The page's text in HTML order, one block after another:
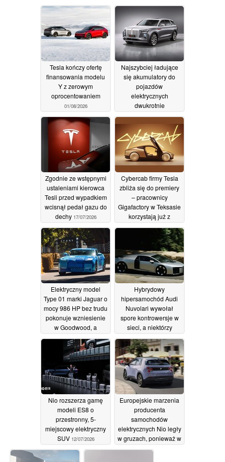
Tesla kończy ofertę
finansowania modelu
Y z zerowym
oprocentowaniem
01/08/2026
Najszybciej ładujące
się akumulatory do
pojazdów
elektrycznych
dwukrotnie
BYD Blade, osiągając
wydajność zbliżoną do
zatankowania
zbiornika paliwa
31/07/2026
Zgodnie ze wstępnymi
ustaleniami kierowca
Tesli przed wypadkiem
wcisnął pedał gazu do
dechy 17/07/2026
Cybercab firmy Tesla
zbliża się do premiery
– pracownicy
Gigafactory w Teksasie
korzystają już z
pojazdem, a ponad
100 robotaksówek jest
gotowych do działania
14/07/2026
Elektryczny model
Type 01 marki Jaguar o
mocy 986 HP bez trudu
pokonuje wzniesienie
w Goodwood, a
nazywają go „szybką
lodówką”14/07/2026
Hybrydowy
hipersamochód Audi
Nuvolari wywołał
spore kontrowersje w
sieci, a niektórzy
„spłaszczonym
Cybertruckiem”
13/07/2026
Nio rozszerza gamę
modeli ES8 o
przestronny, 5-
miejscowy elektryczny
SUV 12/07/2026
Europejskie marzenia
producenta
samochodów
elektrycznych Nio legły
w gruzach, ponieważ w